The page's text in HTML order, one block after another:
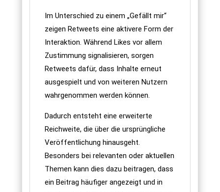
Im Unterschied zu einem „Gefällt mir“
zeigen Retweets eine aktivere Form der
Interaktion. Während Likes vor allem
Zustimmung signalisieren, sorgen
Retweets dafür, dass Inhalte erneut
ausgespielt und von weiteren Nutzern
wahrgenommen werden können.
Dadurch entsteht eine erweiterte
Reichweite, die über die ursprüngliche
Veröffentlichung hinausgeht.
Besonders bei relevanten oder aktuellen
Themen kann dies dazu beitragen, dass
ein Beitrag häufiger angezeigt und in